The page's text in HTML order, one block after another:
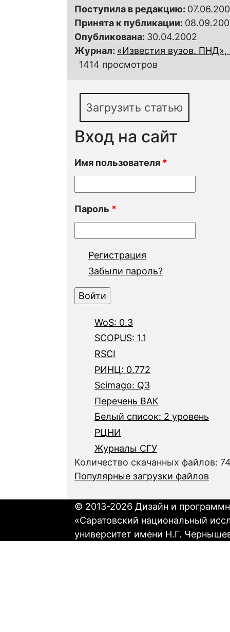
Поступила в редакцию:
Принята к публикации:
Опубликована: 30.04.2002
Журнал: «Известия вузов.
1414 просмотров
Загрузить статью
Вход на сайт
Имя пользователя *
Пароль *
Регистрация
Забыли пароль?
WoS: 0.3
SCOPUS: 1.1
RSCI
РИНЦ: 0.772
Scimago: Q3
Перечень ВАК
Белый список: 2 уровень
РЦНИ
Журналы СГУ
Количество скачанных файлов:
Популярные загрузки файлов
© 2013-2026 Дизайн и
«Саратовский национальный
университет имени Н.Г.